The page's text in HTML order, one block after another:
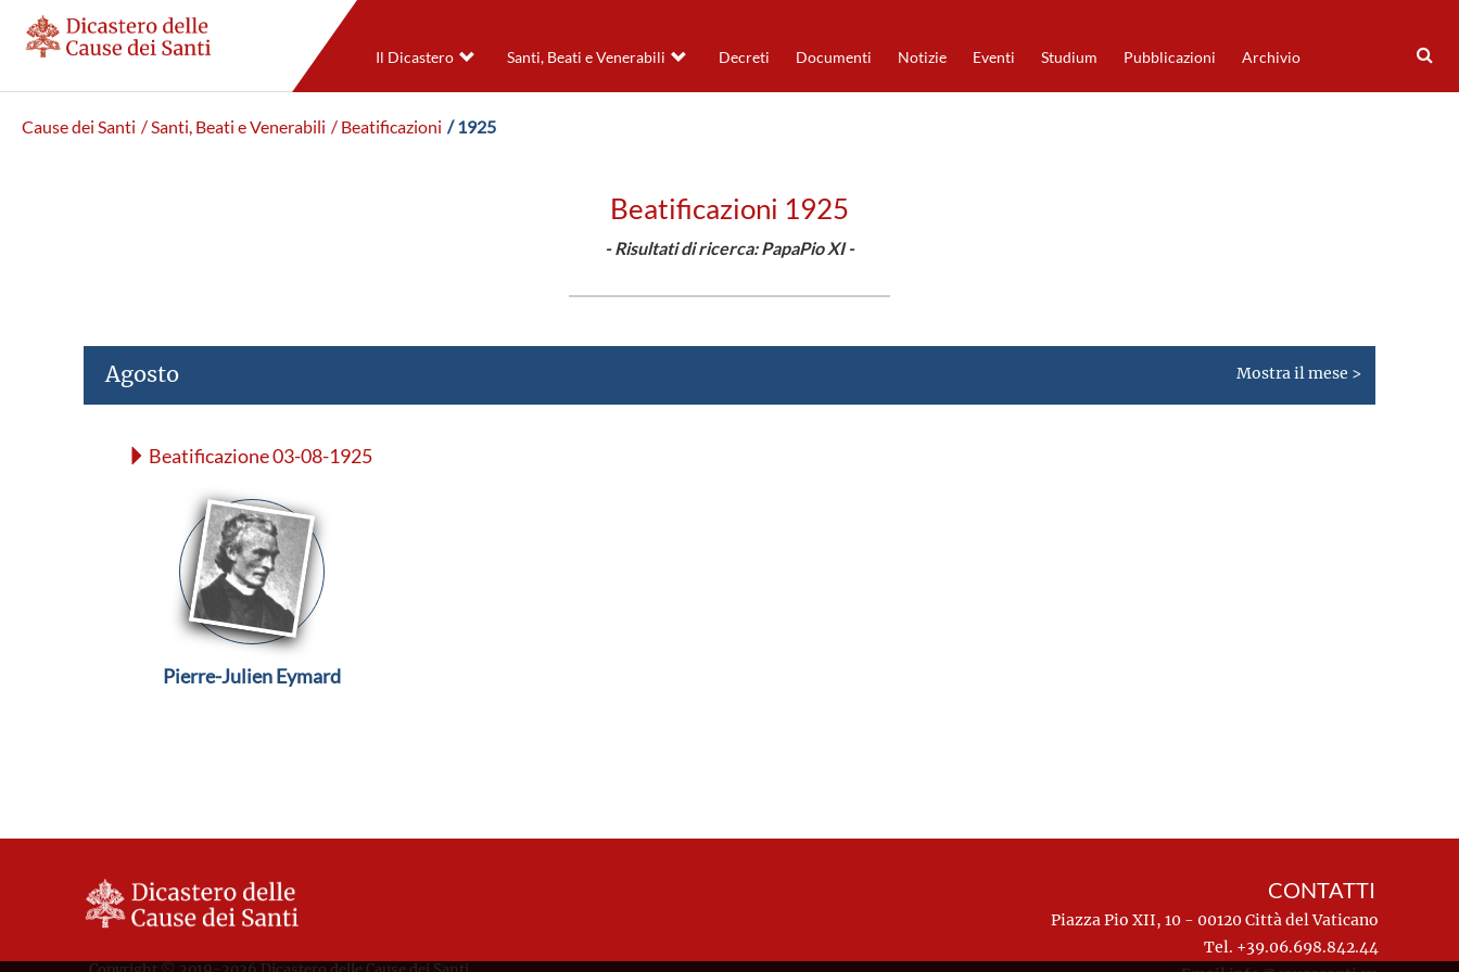
Il Dicastero Santi, Beati e Venerabili Decreti Documenti Notizie Eventi Studium Pubblicazioni Archivio
Cause dei Santi / Santi, Beati e Venerabili / Beatificazioni / 1925
Beatificazioni 1925
- Risultati di ricerca: PapaPio XI -
Agosto Mostra il mese >
Beatificazione 03-08-1925
Pierre-Julien Eymard
CONTATTI
Piazza Pio XII, 10 - 00120 Città del Vaticano
Tel. +39.06.698.842.44